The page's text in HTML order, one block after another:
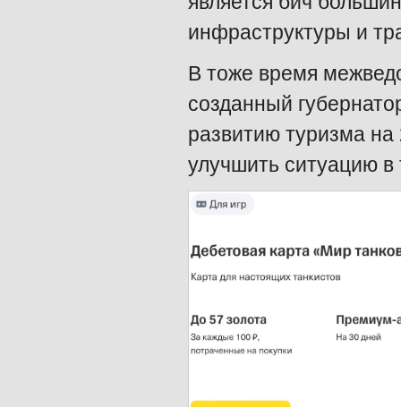
инфраструктуры и
В тоже время
созданный
развитию туризма на
улучшить ситуацию в